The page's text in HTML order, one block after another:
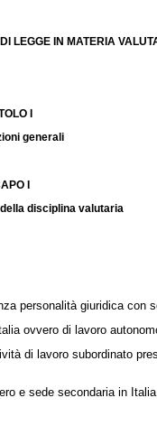
LEGGE IN MATERIA
I
generali
I
disciplina valutaria
personalità giuridica con
ovvero di lavoro
di lavoro subordinato
e sede secondaria in